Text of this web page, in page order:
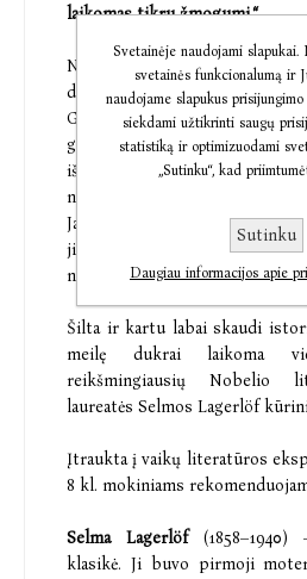
laikomas tikru žmogumi.“
Nėra ir nebuvo didesnio
darbininko Jano gyvenime,
Giulos gimimas. Dabar
greitai augančios mažylės.
išvyksta iš gimtųjų
nepakeliamas jos ilgesys
Janas įtiki, kad jo dukra yra
jis – karalius, varganame
nuostabiosios dukros...
Šilta ir kartu labai skaudi
meilę dukrai laikoma
reikšmingiausių Nobelio
laureatės Selmos Lagerlöf
Įtraukta į vaikų literatūros
8 kl. mokiniams
Selma Lagerlöf(1858–1940)
klasikė. Ji buvo pirmoji
Svetainėje naudojami slapukai.
svetainės funkcionalumą ir
naudojame slapukus
siekdami užtikrinti saugų
statistiką ir optimizuodami
„Sutinku“, kad
Sutinku
Daugiau informacijos apie